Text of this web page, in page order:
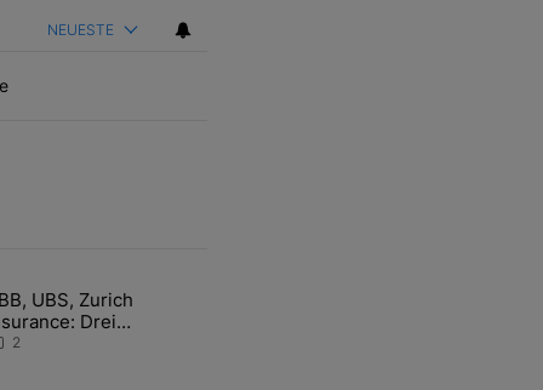
NEUESTE
Artikel der letzten 7 days.
der Zentralbanken könnte Goldpreis weiter belasten" mit 5
mit dem Titel "ABB, UBS, Zurich Insurance: Drei Schweizer
UBS, Zurich
Drei
Aktien auf der
2